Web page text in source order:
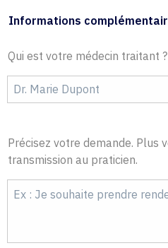
Informations
Qui est votre médecin traitant ?
Précisez votre demande. Plus
transmission au praticien.